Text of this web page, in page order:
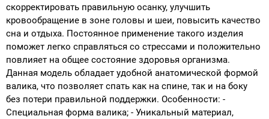
скорректировать правильную осанку, улучшить
кровообращение в зоне головы и шеи, повысить качество
сна и отдыха. Постоянное применение такого изделия
поможет легко справляться со стрессами и положительно
повлияет на общее состояние здоровья организма.
Данная модель обладает удобной анатомической формой
валика, что позволяет спать как на спине, так и на боку
без потери правильной поддержки. Особенности: -
Специальная форма валика; - Уникальный материал,